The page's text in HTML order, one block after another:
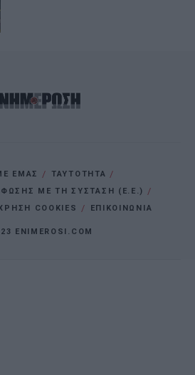
ΕΜΑΣ
ΤΑΥΤΟΤΗΤΑ
ΜΕ ΤΗ ΣΥΣΤΑΣΗ (Ε.Ε.)
COOKIES ΕΠΙΚΟΙΝΩΝΙΑ
ENIMEROSI.COM